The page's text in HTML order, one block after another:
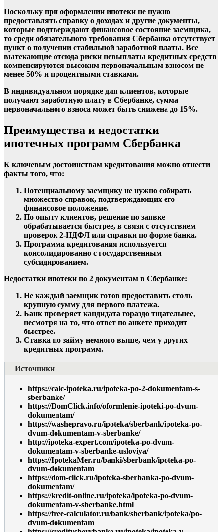
Поскольку при оформлении ипотеки не нужно
предоставлять справку о доходах и другие документы,
которые подтверждают финансовое состояние заемщика,
то среди обязательного требования Сбербанка отсутствует
пункт о получении стабильной заработной платы. Все
вытекающие отсюда риски невыплаты кредитных средств
компенсируются высоким первоначальным взносом не
менее 50% и процентными ставками.
В индивидуальном порядке для клиентов, которые
получают заработную плату в Сбербанке, сумма
первоначального взноса может быть снижена до 15%.
Преимущества и недостатки
ипотечных программ Сбербанка
К ключевым достоинствам кредитования можно отнести
факты того, что:
Потенциальному заемщику не нужно собирать
множество справок, подтверждающих его
финансовое положение.
По опыту клиентов, решение по заявке
обрабатывается быстрее, в связи с отсутствием
проверок 2-НДФЛ или справки по форме банка.
Программа кредитования используется
консолидированно с государственным
субсидированием.
Недостатки ипотеки по 2 документам в Сбербанке:
Не каждый заемщик готов предоставить столь
крупную сумму для первого платежа.
Банк проверяет кандидата гораздо тщательнее,
несмотря на то, что ответ по анкете приходит
быстрее.
Ставка по займу немного выше, чем у других
кредитных программ.
Источники
https://calc-ipoteka.ru/ipoteka-po-2-dokumentam-s-
sberbanke/
https://DomClick.info/oformlenie-ipoteki-po-dvum-
dokumentam/
https://washepravo.ru/ipoteka/sberbank/ipoteka-po-
dvum-dokumentam-v-sberbanke/
http://ipoteka-expert.com/ipoteka-po-dvum-
dokumentam-v-sberbanke-usloviya/
https://IpotekaMer.ru/banki/sberbank/ipoteka-po-
dvum-dokumentam
https://dom-click.ru/ipoteka-sberbanka-po-dvum-
dokumentam/
https://kredit-online.ru/ipoteka/ipoteka-po-dvum-
dokumentam-v-sberbanke.html
https://free-calculator.ru/bank/sberbank/ipoteka/po-
dvum-dokumentam